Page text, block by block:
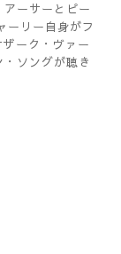
ーサーとピー
ーリー自身がフ
ーク・ヴァー
ソングが聴き